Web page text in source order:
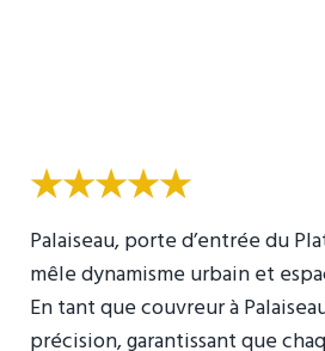
★★★★★
Palaiseau, porte d’entrée du
mêle dynamisme urbain et
En tant que couvreur à
précision, garantissant que